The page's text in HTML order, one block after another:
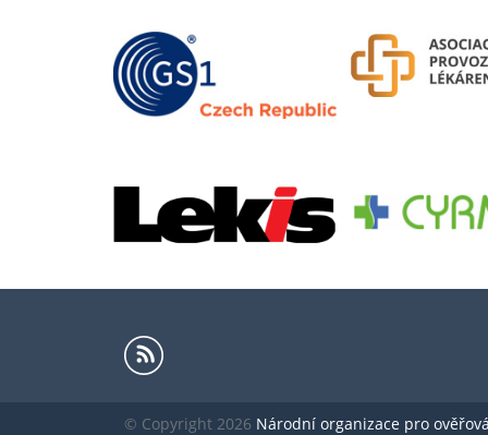
© Copyright 2026 Národní organizace pro